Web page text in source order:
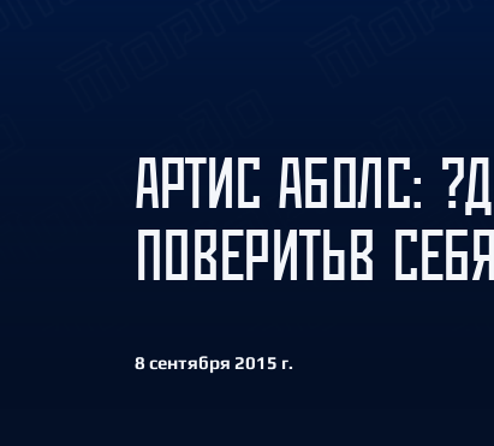
АРТИС АБОЛС:
ПОВЕРИТЬВ СЕБЯ
8 сентября 2015 г.